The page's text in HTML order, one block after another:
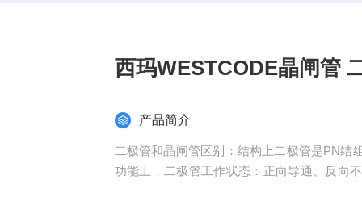
西玛WESTCODE晶闸管
产品简介
二极管和晶闸管区别：结构上二极管是PN结
功能上，二极管工作状态：正向导通、反向